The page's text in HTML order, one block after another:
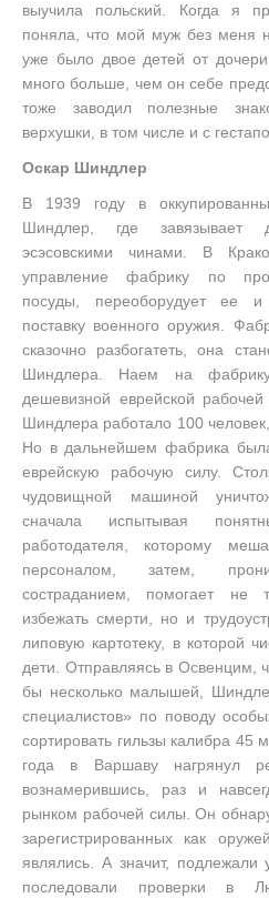
выучила польский. Когда я
поняла, что мой муж без меня
уже было двое детей от
много больше, чем он себе
тоже заводил полезные
верхушки, в том числе и с
Оскар Шиндлер
В 1939 году в
Шиндлер, где завязывает
эсэсовскими чинами. В
управление фабрику по
посуды, переоборудует ее и
поставку военного оружия.
сказочно разбогатеть, она
Шиндлера. Наем на фабрику
дешевизной еврейской
Шиндлера работало 100
Но в дальнейшем фабрика
еврейскую рабочую силу.
чудовищной машиной
сначала испытывая
работодателя, которому
персоналом, затем,
состраданием, помогает не
избежать смерти, но и
липовую картотеку, в которой
дети. Отправляясь в Освенцим,
бы несколько малышей,
специалистов» по поводу
сортировать гильзы калибра 45
года в Варшаву нагрянул
вознамерившись, раз и
рынком рабочей силы. Он
зарегистрированных как
являлись. А значит,
последовали проверки в